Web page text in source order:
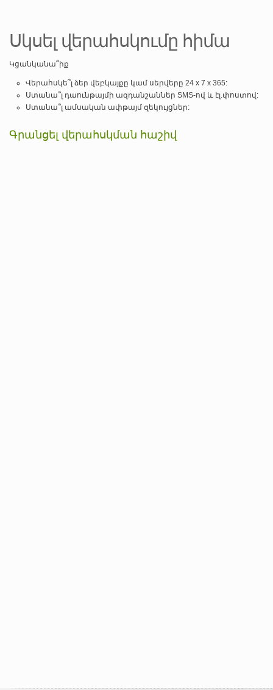
Սկսել վերահսկումը հիմա
Կցանկանա՞իք
Վերահսկե՞լ ձեր վեբկայքը կամ սերվերը 24 x 7 x 365:
Ստանա՞լ դաունթայմի ազդանշաններ SMS-ով և էլ.փոստով:
Ստանա՞լ ամսական ափթայմ զեկույցներ:
Գրանցել վերահսկման հաշիվ